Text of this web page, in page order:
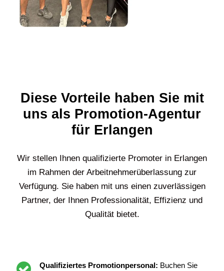
Diese Vorteile haben Sie mit
uns als Promotion-Agentur
für Erlangen
Wir stellen Ihnen qualifizierte Promoter in Erlangen
im Rahmen der Arbeitnehmerüberlassung zur
Verfügung. Sie haben mit uns einen zuverlässigen
Partner, der Ihnen Professionalität, Effizienz und
Qualität bietet.
Qualifiziertes Promotionpersonal: Buchen Sie